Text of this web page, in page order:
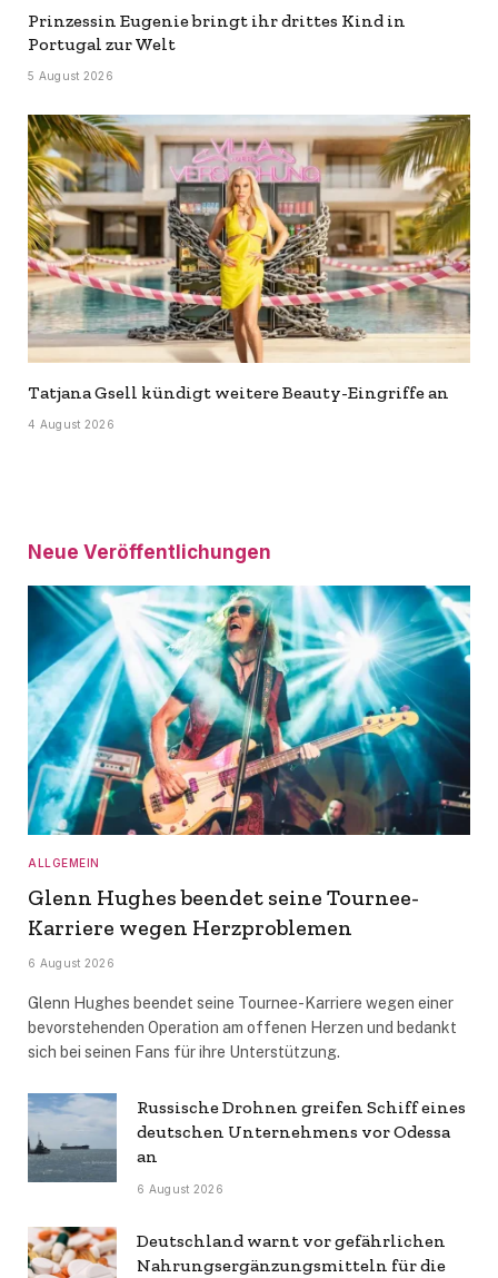
Prinzessin Eugenie bringt ihr drittes Kind in
Portugal zur Welt
5 August 2026
Tatjana Gsell kündigt weitere Beauty-Eingriffe an
4 August 2026
Neue Veröffentlichungen
ALLGEMEIN
Glenn Hughes beendet seine Tournee-
Karriere wegen Herzproblemen
6 August 2026
Glenn Hughes beendet seine Tournee-Karriere wegen einer
bevorstehenden Operation am offenen Herzen und bedankt
sich bei seinen Fans für ihre Unterstützung.
Russische Drohnen greifen Schiff eines
deutschen Unternehmens vor Odessa
an
6 August 2026
Deutschland warnt vor gefährlichen
Nahrungsergänzungsmitteln für die